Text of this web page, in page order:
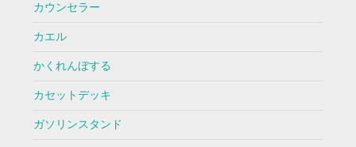
カウンセラー
カエル
かくれんぼする
カセットデッキ
ガソリンスタンド